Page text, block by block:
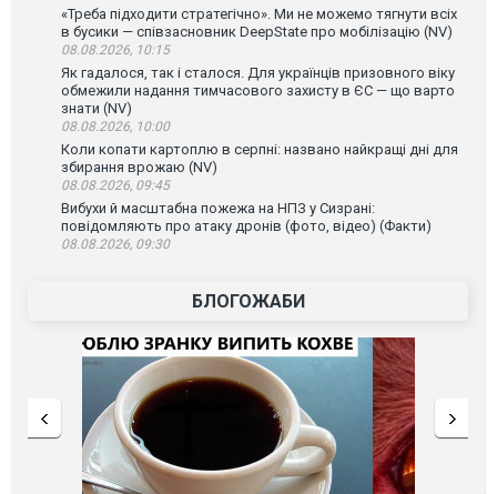
«Треба підходити стратегічно». Ми не можемо тягнути всіх
в бусики — співзасновник DeepState про мобілізацію (NV)
08.08.2026, 10:15
Як гадалося, так і сталося. Для українців призовного віку
обмежили надання тимчасового захисту в ЄС — що варто
знати (NV)
08.08.2026, 10:00
Коли копати картоплю в серпні: названо найкращі дні для
збирання врожаю (NV)
08.08.2026, 09:45
Вибухи й масштабна пожежа на НПЗ у Сизрані:
повідомляють про атаку дронів (фото, відео) (Факти)
08.08.2026, 09:30
БЛОГОЖАБИ